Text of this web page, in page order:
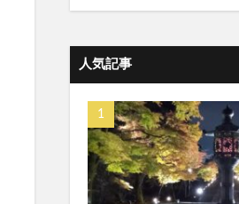
人気記事